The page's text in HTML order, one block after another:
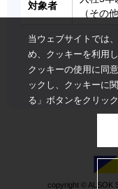
対象者
（その
copyright © ALSOK
当ウェブサイトでは
め、クッキーを利用し
クッキーの使用に同
ックし、クッキーに
る」ボタンをクリッ